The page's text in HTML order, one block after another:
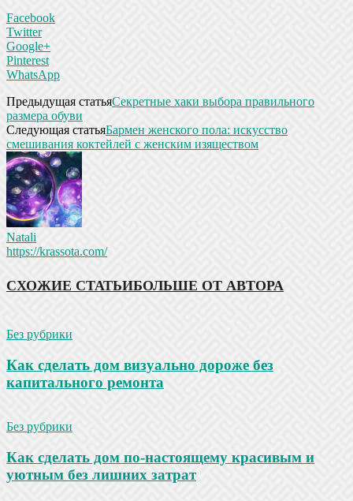
Facebook
Twitter
Google+
Pinterest
WhatsApp
Предыдущая статьяСекретные хаки выбора правильного
размера обуви
Следующая статьяБармен женского пола: искусство
смешивания коктейлей с женским изяществом
Natali
https://krassota.com/
СХОЖИЕ СТАТЬИБОЛЬШЕ ОТ АВТОРА
Без рубрики
Как сделать дом визуально дороже без
капитального ремонта
Без рубрики
Как сделать дом по-настоящему красивым и
уютным без лишних затрат